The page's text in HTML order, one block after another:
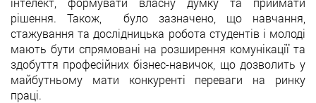
рішення. Також, було зазначено, що навчання,
стажування та дослідницька робота студентів і молоді
мають бути спрямовані на розширення комунікації та
здобуття професійних бізнес-навичок, що дозволить у
майбутньому мати конкуренті переваги на ринку
праці.